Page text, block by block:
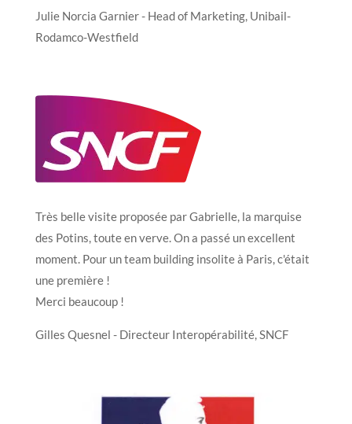
Julie Norcia Garnier - Head of Marketing, Unibail-
Rodamco-Westfield
Très belle visite proposée par Gabrielle, la marquise
des Potins, toute en verve. On a passé un excellent
moment. Pour un team building insolite à Paris, c'était
une première !
Merci beaucoup !
Gilles Quesnel - Directeur Interopérabilité, SNCF